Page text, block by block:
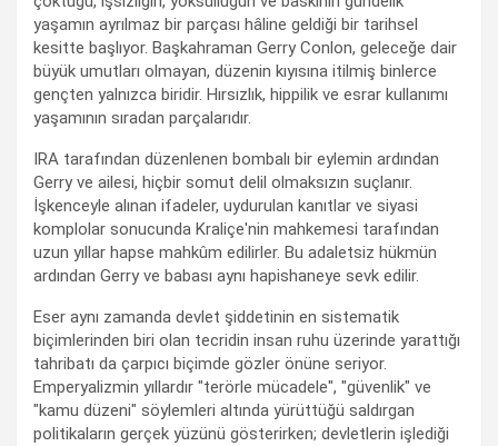
yaşamın ayrılmaz bir parçası hâline geldiği bir tarihsel
kesitte başlıyor. Başkahraman Gerry Conlon, geleceğe dair
büyük umutları olmayan, düzenin kıyısına itilmiş binlerce
gençten yalnızca biridir. Hırsızlık, hippilik ve esrar kullanımı
yaşamının sıradan parçalarıdır.
IRA tarafından düzenlenen bombalı bir eylemin ardından
Gerry ve ailesi, hiçbir somut delil olmaksızın suçlanır.
İşkenceyle alınan ifadeler, uydurulan kanıtlar ve siyasi
komplolar sonucunda Kraliçe'nin mahkemesi tarafından
uzun yıllar hapse mahkûm edilirler. Bu adaletsiz hükmün
ardından Gerry ve babası aynı hapishaneye sevk edilir.
Eser aynı zamanda devlet şiddetinin en sistematik
biçimlerinden biri olan tecridin insan ruhu üzerinde yarattığı
tahribatı da çarpıcı biçimde gözler önüne seriyor.
Emperyalizmin yıllardır "terörle mücadele", "güvenlik" ve
"kamu düzeni" söylemleri altında yürüttüğü saldırgan
politikaların gerçek yüzünü gösterirken; devletlerin işlediği